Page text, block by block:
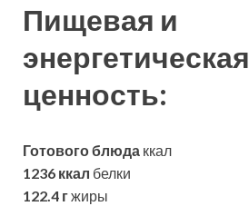
Пищевая и
энергетическая
ценность:
Готового блюда ккал
1236 ккал белки
122.4 гжиры